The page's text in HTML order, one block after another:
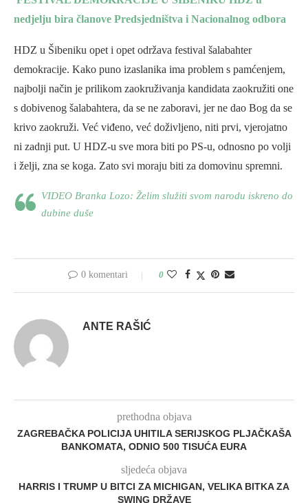
nedjelju bira članove Predsjedništva i Nacionalnog odbora
HDZ u Šibeniku opet i opet održava festival šalabahter
demokracije. Kako puno izaslanika ima problem s pamćenjem,
najbolji način je prilikom zaokruživanja kandidata zaokružiti one
s dobivenog šalabahtera, da se ne zaboravi, jer ne dao Bog da se
krivo zaokruži. Već viđeno, već doživljeno, niti prvi, vjerojatno
ni zadnji put. U HDZ-u sve mora biti po PS-u, odnosno po volji
i želji, zna se koga. Zato svi moraju biti za domovinu spremni.
VIDEO Branka Lozo: Želim služiti svom narodu iskreno do
dubine duše
0 komentari 0
ANTE RAŠIĆ
prethodna objava
ZAGREBAČKA POLICIJA UHITILA SERIJSKOG PLJAČKAŠA
BANKOMATA, ODNIO 500 TISUĆA EURA
sljedeća objava
HARRIS I TRUMP U BITCI ZA MICHIGAN, VELIKA BITKA ZA
SWING DRŽAVE